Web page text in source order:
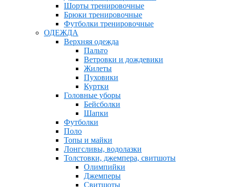
Шорты тренировочные
Брюки тренировочные
Футболки тренировочные
ОДЕЖДА
Верхняя одежда
Пальто
Ветровки и дождевики
Жилеты
Пуховики
Куртки
Головные уборы
Бейсболки
Шапки
Футболки
Поло
Топы и майки
Лонгсливы, водолазки
Толстовки, джемпера, свитшоты
Олимпийки
Джемперы
Свитшоты